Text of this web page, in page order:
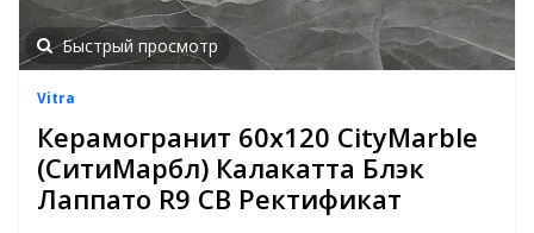
Быстрый просмотр
Vitra
Керамогранит 60х120 CityMarble
(СитиМарбл) Калакатта Блэк
Лаппато R9 CB Ректификат